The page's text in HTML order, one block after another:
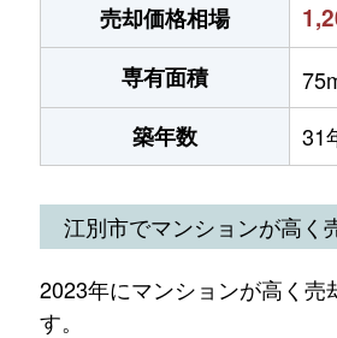
売却価格相場
専有面積
築年数 31
江別市でマンションが高く
2023年にマンションが高く売
す。